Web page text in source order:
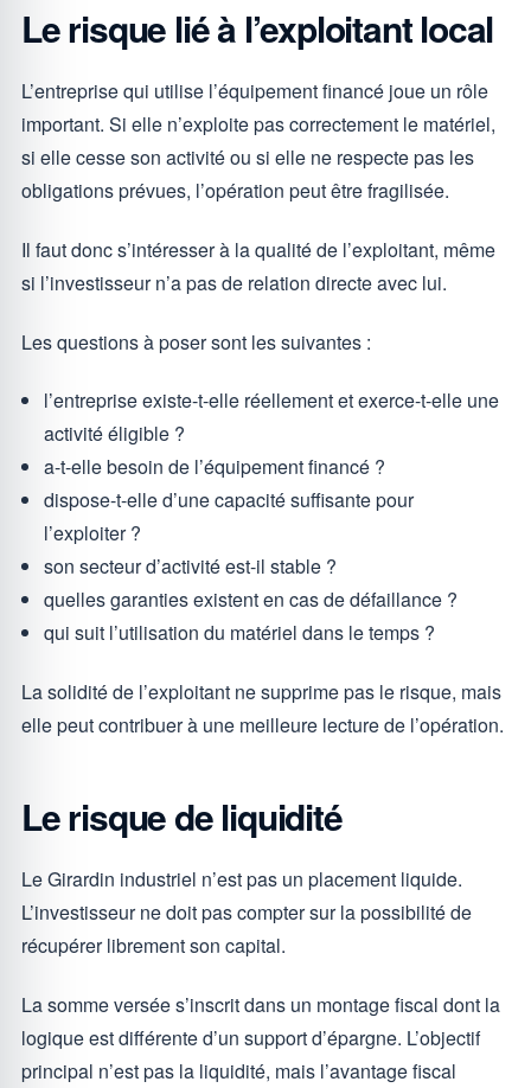
Le risque lié à l’exploitant local
L’entreprise qui utilise l’équipement financé joue un rôle
important. Si elle n’exploite pas correctement le matériel,
si elle cesse son activité ou si elle ne respecte pas les
obligations prévues, l’opération peut être fragilisée.
Il faut donc s’intéresser à la qualité de l’exploitant, même
si l’investisseur n’a pas de relation directe avec lui.
Les questions à poser sont les suivantes :
l’entreprise existe-t-elle réellement et exerce-t-elle une
activité éligible ?
a-t-elle besoin de l’équipement financé ?
dispose-t-elle d’une capacité suffisante pour
l’exploiter ?
son secteur d’activité est-il stable ?
quelles garanties existent en cas de défaillance ?
qui suit l’utilisation du matériel dans le temps ?
La solidité de l’exploitant ne supprime pas le risque, mais
elle peut contribuer à une meilleure lecture de l’opération.
Le risque de liquidité
Le Girardin industriel n’est pas un placement liquide.
L’investisseur ne doit pas compter sur la possibilité de
récupérer librement son capital.
La somme versée s’inscrit dans un montage fiscal dont la
logique est différente d’un support d’épargne. L’objectif
principal n’est pas la liquidité, mais l’avantage fiscal